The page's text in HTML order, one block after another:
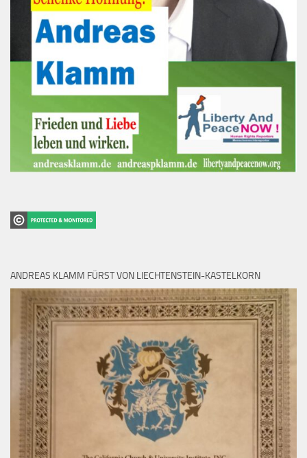
ANDREAS KLAMM FÜRST VON LIECHTENSTEIN-KASTELKORN